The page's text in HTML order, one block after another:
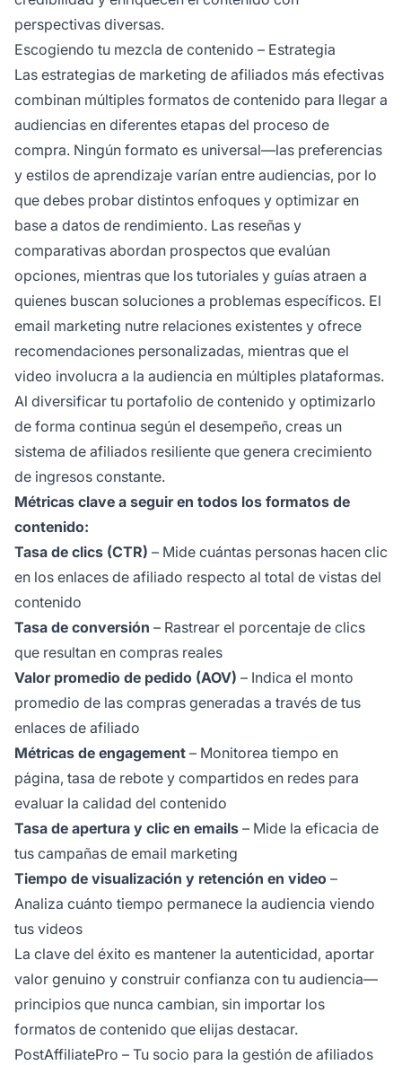
perspectivas diversas.
Escogiendo tu mezcla de contenido – Estrategia
Las estrategias de marketing de afiliados más efectivas
combinan múltiples formatos de contenido para llegar a
audiencias en diferentes etapas del proceso de
compra. Ningún formato es universal—las preferencias
y estilos de aprendizaje varían entre audiencias, por lo
que debes probar distintos enfoques y optimizar en
base a datos de rendimiento. Las reseñas y
comparativas abordan prospectos que evalúan
opciones, mientras que los tutoriales y guías atraen a
quienes buscan soluciones a problemas específicos. El
email marketing nutre relaciones existentes y ofrece
recomendaciones personalizadas, mientras que el
video involucra a la audiencia en múltiples plataformas.
Al diversificar tu portafolio de contenido y optimizarlo
de forma continua según el desempeño, creas un
sistema de afiliados resiliente que genera crecimiento
de ingresos constante.
Métricas clave a seguir en todos los formatos de
contenido:
Tasa de clics (CTR) – Mide cuántas personas hacen clic
en los enlaces de afiliado respecto al total de vistas del
contenido
Tasa de conversión – Rastrear el porcentaje de clics
que resultan en compras reales
Valor promedio de pedido (AOV) – Indica el monto
promedio de las compras generadas a través de tus
enlaces de afiliado
Métricas de engagement – Monitorea tiempo en
página, tasa de rebote y compartidos en redes para
evaluar la calidad del contenido
Tasa de apertura y clic en emails – Mide la eficacia de
tus campañas de email marketing
Tiempo de visualización y retención en video –
Analiza cuánto tiempo permanece la audiencia viendo
tus videos
La clave del éxito es mantener la autenticidad, aportar
valor genuino y construir confianza con tu audiencia—
principios que nunca cambian, sin importar los
formatos de contenido que elijas destacar.
PostAffiliatePro – Tu socio para la gestión de afiliados